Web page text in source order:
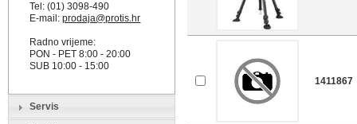
Tel: (01) 3098-490
E-mail:prodaja@protis.hr
Radno vrijeme:
PON - PET 8:00 - 20:00
SUB 10:00 - 15:00
Servis
1411867